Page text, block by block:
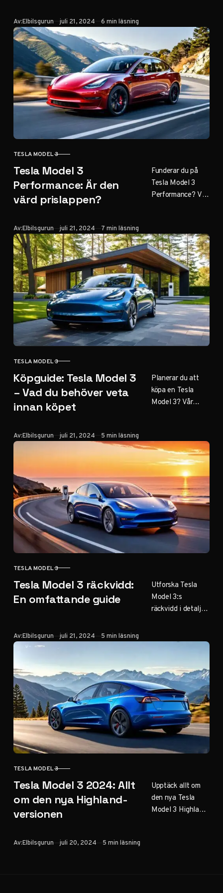
till komforten och
förvaringslösninga
rna – allt du
behöver veta.
Av:Elbilsgurun Publicerad
juli 21, 2024 6 min läsning
KATEGORI
TESLA MODEL 3
Tesla Model 3
Performance: Är den
värd prislappen?
Funderar du på
Tesla Model 3
Performance? Vår
extra
hästkrafterna och
funktionerna är
värda
investeringen.
Av:Elbilsgurun Publicerad
juli 21, 2024 7 min läsning
KATEGORI
TESLA MODEL 3
Köpguide: Tesla Model 3
– Vad du behöver veta
innan köpet
Planerar du att
köpa en Tesla
Model 3? Vår
behöver för att
fatta ett
välgrundat beslut.
Av:Elbilsgurun Publicerad
juli 21, 2024 5 min läsning
KATEGORI
TESLA MODEL 3
Tesla Model 3 räckvidd:
En omfattande guide
Utforska Tesla
Model 3:s
räckvidd i detalj.
körsträckan och
optimera din
Models 3:s
effektivitet.
Av:Elbilsgurun Publicerad
juli 21, 2024 5 min läsning
KATEGORI
TESLA MODEL 3
Tesla Model 3 2024: Allt
om den nya Highland-
versionen
Upptäck allt om
den nya Tesla
Model 3 Highland
Av:Elbilsgurun Publicerad
juli 20, 2024 5 min läsning